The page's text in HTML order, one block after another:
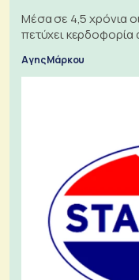
Μέσα σε 4,5 χρόνια
πετύχει κερδοφορία
Αγης Μάρκου